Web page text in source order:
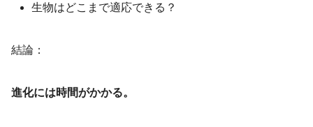
生物はどこまで適応できる？
結論：
進化には時間がかかる。